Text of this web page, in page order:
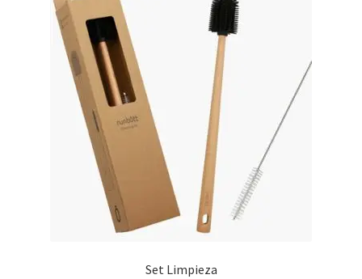
Set Limpieza